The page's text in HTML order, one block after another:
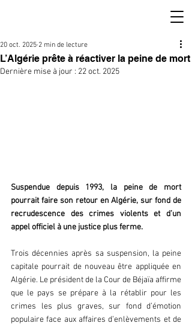
L’Algérie prête à réactiver la peine de mort
20 oct. 2025 2 min de lecture
Dernière mise à jour : 22 oct. 2025
Suspendue depuis 1993, la peine de mort
pourrait faire son retour en Algérie, sur fond de
recrudescence des crimes violents et d’un
appel officiel à une justice plus ferme.
Trois décennies après sa suspension, la peine
capitale pourrait de nouveau être appliquée en
Algérie. Le président de la Cour de Béjaïa affirme
que le pays se prépare à la rétablir pour les
crimes les plus graves, sur fond d’émotion
populaire face aux affaires d’enlèvements et de